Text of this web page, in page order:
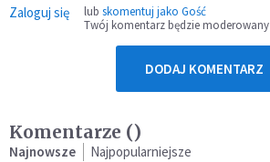
Zaloguj się lub skomentuj jako Gość
Twój komentarz będzie moderowany
DODAJ KOMENTARZ
Komentarze ()
Najnowsze Najpopularniejsze